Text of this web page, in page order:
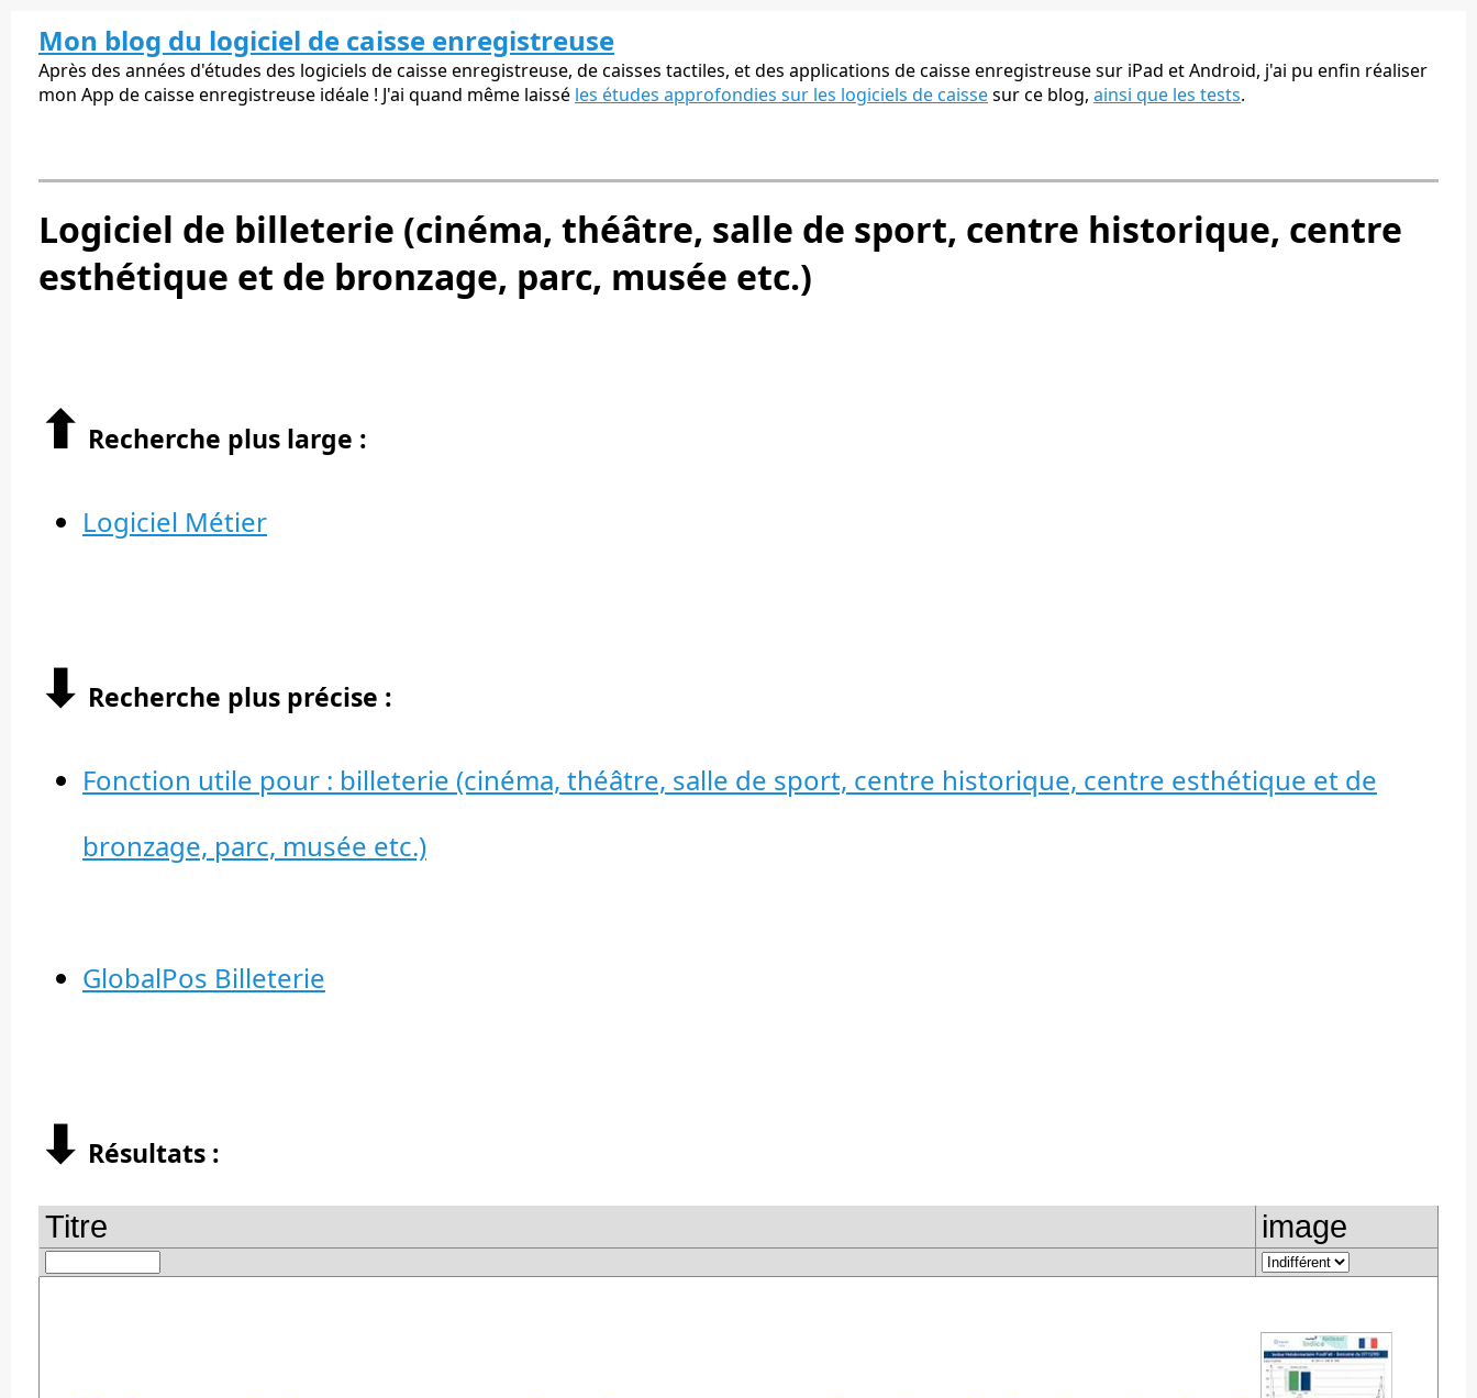
Mon blog du logiciel de caisse enregistreuse
Après des années d'études des logiciels de caisse enregistreuse, de caisses tactiles, et des applications de caisse enregistreuse sur iPad et Android, j'ai pu enfin réaliser
mon App de caisse enregistreuse idéale ! J'ai quand même laissé les études approfondies sur les logiciels de caissesur ce blog, ainsi que les tests.
Logiciel de billeterie (cinéma, théâtre, salle de sport, centre historique, centre
esthétique et de bronzage, parc, musée etc.)
⬆︎ Recherche plus large :
Logiciel Métier
⬇︎ Recherche plus précise :
Fonction utile pour : billeterie (cinéma, théâtre, salle de sport, centre historique, centre esthétique et de
bronzage, parc, musée etc.)
GlobalPos Billeterie
⬇︎ Résultats :
Titre image